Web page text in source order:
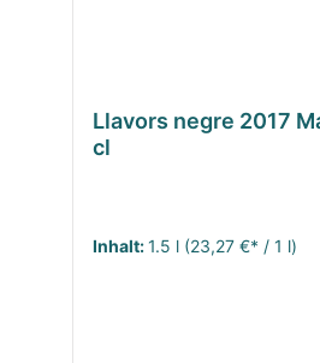
Llavors negre 2017
cl
Inhalt:1.5 l (23,27 €* / 1 l)